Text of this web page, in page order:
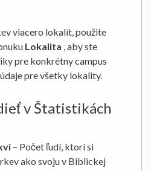
viacero lokalít, použite
Lokalita , aby ste
pre konkrétny campus
pre všetky lokality.
v Štatistikách
– Počet ľudí, ktorí si
ako svoju v Biblickej